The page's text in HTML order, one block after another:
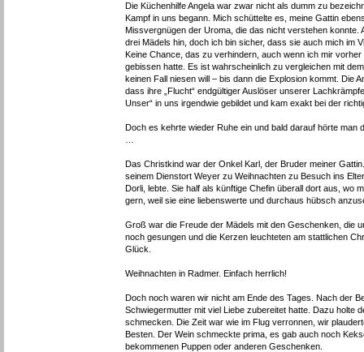
Die Küchenhilfe Angela war zwar nicht als dumm zu
Kampf in uns begann. Mich schüttelte es, meine Gattin
Missvergnügen der Uroma, die das nicht verstehen
drei Mädels hin, doch ich bin sicher, dass sie auch mich im
Keine Chance, das zu verhindern, auch wenn ich mir
gebissen hatte. Es ist wahrscheinlich zu vergleichen mit
keinen Fall niesen will – bis dann die Explosion kommt. Die
dass ihre „Flucht“ endgültiger Auslöser unserer
Unser“ in uns irgendwie gebildet und kam exakt bei der
Doch es kehrte wieder Ruhe ein und bald darauf hörte
Das Christkind war der Onkel Karl, der Bruder meiner
seinem Dienstort Weyer zu Weihnachten zu Besuch ins
Dorli, lebte. Sie half als künftige Chefin überall dort aus, wo
gern, weil sie eine liebenswerte und durchaus hübsch
Groß war die Freude der Mädels mit den Geschenken, die
noch gesungen und die Kerzen leuchteten am stattlichen
Glück.
Weihnachten in Radmer. Einfach herrlich!
Doch noch waren wir nicht am Ende des Tages. Nach der
Schwiegermutter mit viel Liebe zubereitet hatte. Dazu holte
schmecken. Die Zeit war wie im Flug verronnen, wir
Besten. Der Wein schmeckte prima, es gab auch noch
bekommenen Puppen oder anderen Geschenken.